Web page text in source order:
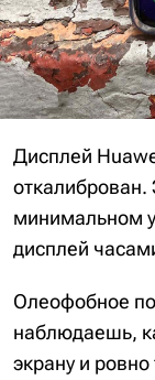
Дисплей
минимальном
дисплей
Олеофобное
наблюдаешь,
экрану и